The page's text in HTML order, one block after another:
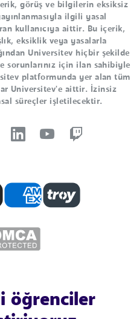
görüş ve bilgilerin eksiksiz
ilgili yasal
kullanıcıya aittir. Bu içerik,
eksiklik veya yasalarla
Universitev hiçbir şekilde
sorunlarınız için ilan sahibiyle
platformunda yer alan tüm
Universitev'e aittir. İzinsiz
süreçler işletilecektir.
öğrenciler